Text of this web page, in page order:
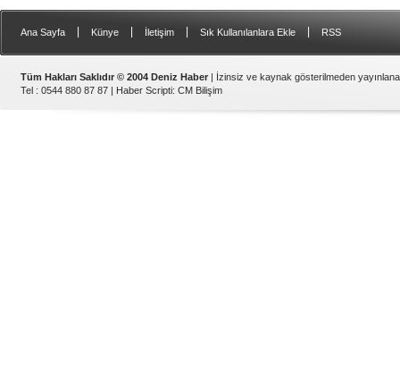
Ana Sayfa Künye İletişim Sık Kullanılanlara Ekle RSS
Tüm Hakları Saklıdır © 2004 Deniz Haber | İzinsiz ve kaynak gösterilmeden
Tel : 0544 880 87 87 | Haber Scripti: CM Bilişim